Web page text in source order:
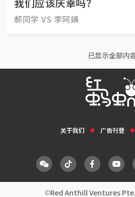
郝同学 VS 李阿姨
已显示全部内
关于我们 广告刊登
Red Anthill Ventures